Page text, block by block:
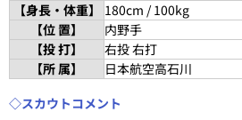
【身長・体重】
180cm / 100kg
【位 置】
内野手
【投 打】
右投 右打
【所 属】
日本航空高石川
◇スカウトコメント